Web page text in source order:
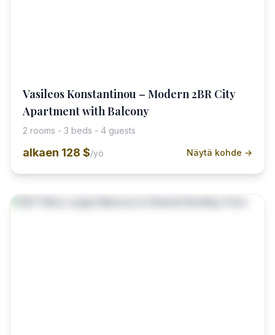
Vasileos Konstantinou – Modern 2BR City
Apartment with Balcony
2 rooms - 3 beds - 4 guests
alkaen 128 $/yö Näytä kohde →